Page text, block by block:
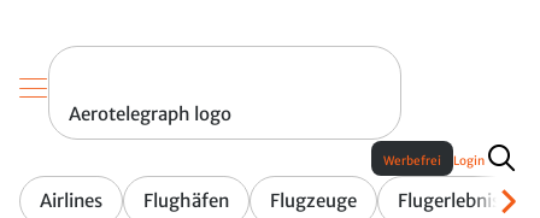
Aerotelegraph logo
Airlines Flughäfen Flugzeuge Flugerlebnis
Werbefrei Login